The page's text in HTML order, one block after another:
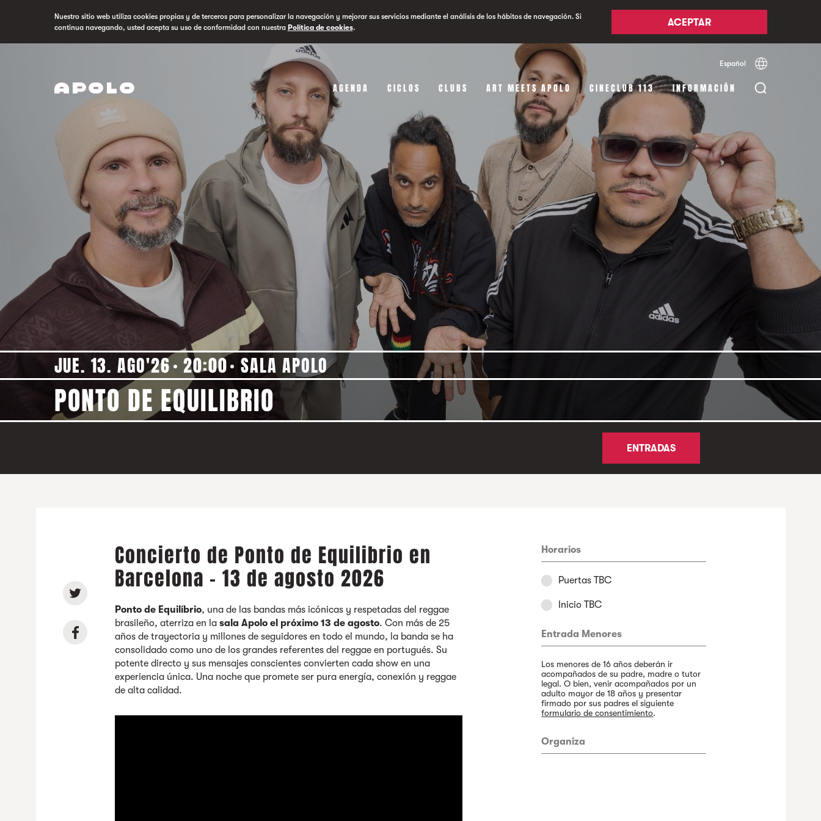
Nuestro sitio web utiliza cookies propias y de terceros para personalizar la navegación y mejorar sus servicios mediante el análisis de los hábitos de navegación. Si
continua navegando, usted acepta su uso de conformidad con nuestra Política de cookies. ACEPTAR
Español Català
AGENDA CICLOS CLUBS ART MEETS APOLO CINECLUB 113 INFORMACIÓN
JUE. 13. AGO'26 20:00 SALA APOLO
PONTO DE EQUILIBRIO
ENTRADAS
Concierto de Ponto de Equilibrio en
Barcelona - 13 de agosto 2026
Ponto de Equilíbrio, una de las bandas más icónicas y respetadas del reggae
brasileño, aterriza en lasala Apolo el próximo 13 de agosto. Con más de 25
años de trayectoria y millones de seguidores en todo el mundo, la banda se ha
consolidado como uno de los grandes referentes del reggae en portugués. Su
potente directo y sus mensajes conscientes convierten cada show en una
experiencia única. Una noche que promete ser pura energía, conexión y reggae
de alta calidad.
Horarios
Puertas TBC
Inicio TBC
Entrada Menores
Los menores de 16 años deberán ir
acompañados de su padre, madre o tutor
legal. O bien, venir acompañados por un
adulto mayor de 18 años y presentar
firmado por sus padres el siguiente
formulario de consentimiento.
Organiza